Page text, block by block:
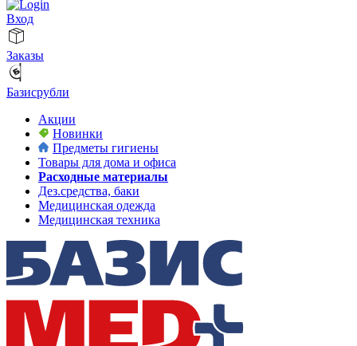
Вход
Заказы
Базисрубли
Акции
Новинки
Предметы гигиены
Товары для дома и офиса
Расходные материалы
Дез.средства, баки
Медицинская одежда
Медицинская техника